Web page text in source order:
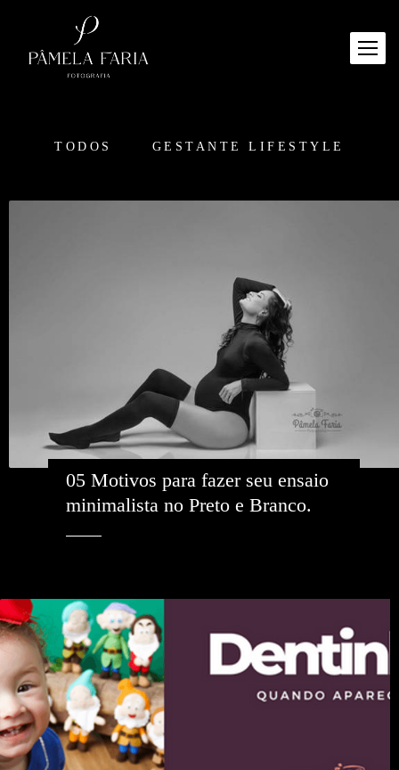
TODOS GESTANTE LIFESTYLE
05 Motivos para fazer seu ensaio
minimalista no Preto e Branco.